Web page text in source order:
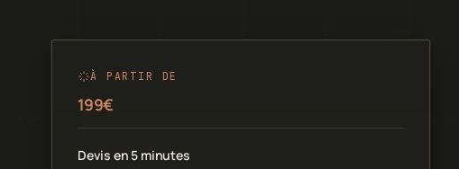
À PARTIR DE
199€
Devis en 5 minutes